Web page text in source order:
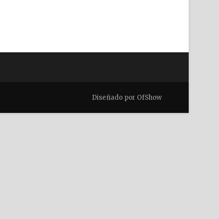
Diseñado por OfShow